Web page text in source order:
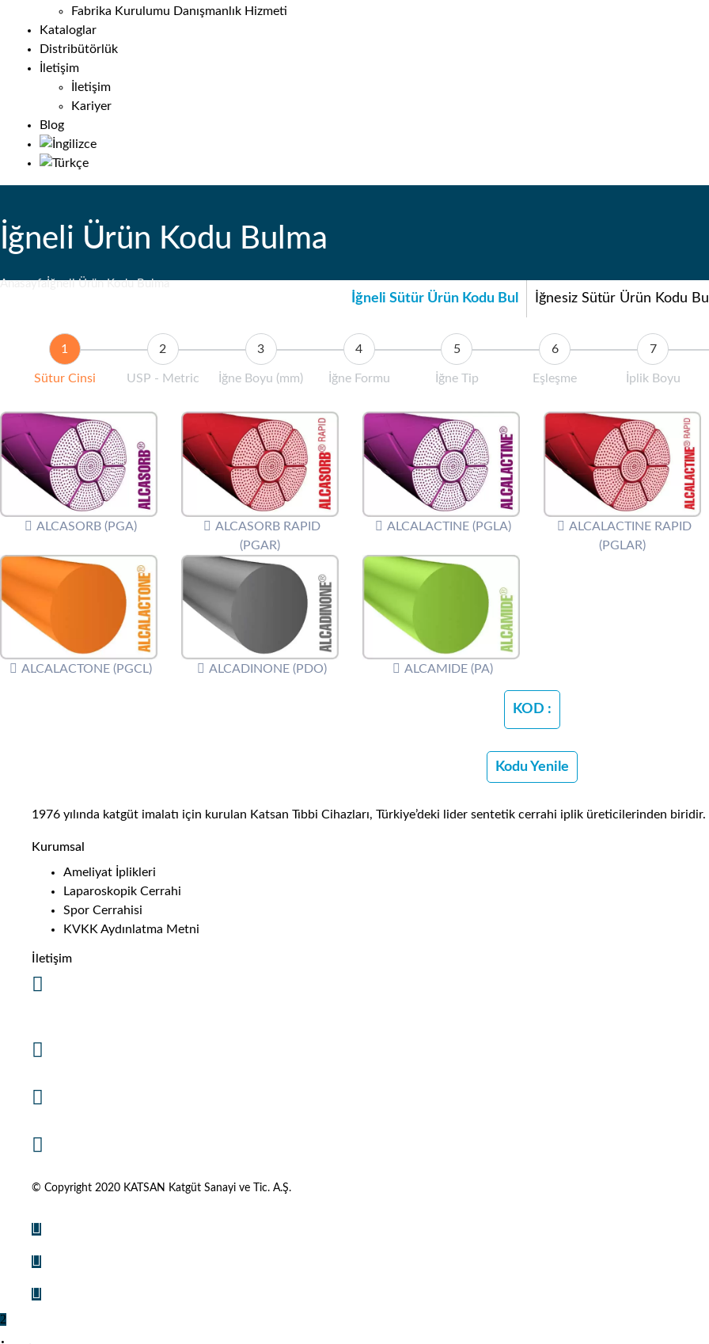
Fabrika Kurulumu Danışmanlık Hizmeti
Kataloglar
Distribütörlük
İletişim
İletişim
Kariyer
Blog
İğneli Ürün Kodu Bulma
Anasayfaİğneli Ürün Kodu Bulma
İğneli Sütür Ürün Kodu Bul İğnesiz Sütür Ürün Kodu Bul
Sütur Cinsi USP - Metric İğne Boyu (mm) İğne Formu İğne Tip Eşleşme İplik Boyu
ALCASORB (PGA)
ALCASORB RAPID
(PGAR)
ALCALACTINE (PGLA)
ALCALACTINE RAPID
(PGLAR)
ALCALACTONE (PGCL) ALCADINONE (PDO) ALCAMIDE (PA)
KOD :
Kodu Yenile
1976 yılında katgüt imalatı için kurulan Katsan Tıbbi Cihazları, Türkiye’deki lider sentetik cerrahi iplik üreticilerinden biridir.
Kurumsal
Ameliyat İplikleri
Laparoskopik Cerrahi
Spor Cerrahisi
KVKK Aydınlatma Metni
İletişim
© Copyright 2020 KATSAN Katgüt Sanayi ve Tic. A.Ş.